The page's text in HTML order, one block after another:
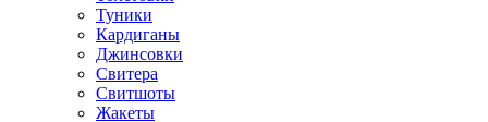
Туники
Кардиганы
Джинсовки
Свитера
Свитшоты
Жакеты